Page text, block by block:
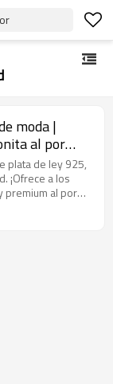
moda |
al por
plata de ley 925,
¡Ofrece a los
premium al por
aumente tus